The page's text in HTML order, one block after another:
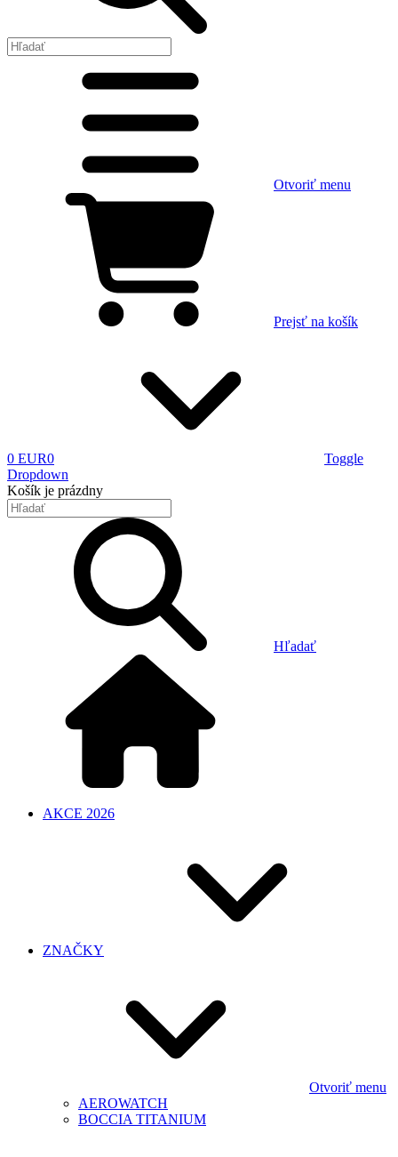
Otvoriť menu
Prejsť na košík
0 EUR0
Toggle
Dropdown
Košík je prázdny
Hľadať
AKCE 2026
ZNAČKY
Otvoriť menu
AEROWATCH
BOCCIA TITANIUM